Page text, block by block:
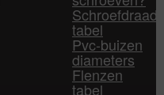
Schroefdraad
tabel
Pvc-buizen
diameters
Flenzen
tabel